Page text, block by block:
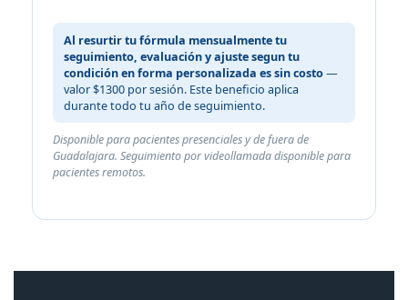
Al resurtir tu fórmula mensualmente tu
seguimiento, evaluación y ajuste segun tu
condición en forma personalizada es sin costo—
valor $1300 por sesión. Este beneficio aplica
durante todo tu año de seguimiento.
Disponible para pacientes presenciales y de fuera de
Guadalajara. Seguimiento por videollamada disponible para
pacientes remotos.